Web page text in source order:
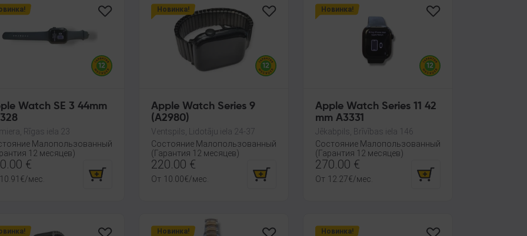
Watch SE 3 44mm
Rīgas iela 23
Малопользованный
12 месяцев)
€
10.91 €/мес.
Новинка!
Apple Watch Series 9
(A2980)
Ventspils, Lidotāju iela 24-37
Состояние Малопользованный
(Гарантия 12 месяцев)
220.00 €
От 10.00€/мес.
Новинка!
Apple Watch Series 11 42
mm A3331
Jēkabpils, Brīvības iela 146
Состояние Малопользованный
(Гарантия 12 месяцев)
270.00 €
От 12.27€/мес.
Новинка! Новинка!